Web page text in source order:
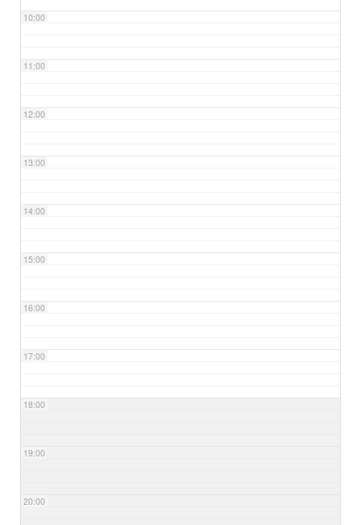
10:00
11:00
12:00
13:00
14:00
15:00
16:00
17:00
18:00
19:00
20:00